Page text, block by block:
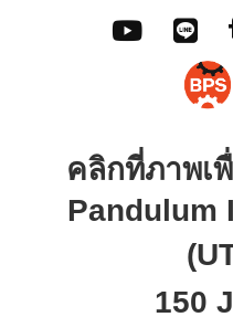
คลิกที่ภาพเ
Pandulum
150